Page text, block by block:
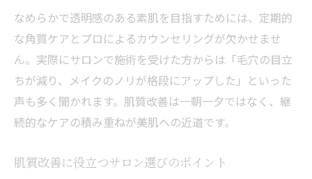
なめらかで透明感のある素肌を目指すためには、定期的
な角質ケアとプロによるカウンセリングが欠かせませ
ん。実際にサロンで施術を受けた方からは「毛穴の目立
ちが減り、メイクのノリが格段にアップした」といった
声も多く聞かれます。肌質改善は一朝一夕ではなく、継
続的なケアの積み重ねが美肌への近道です。
肌質改善に役立つサロン選びのポイント